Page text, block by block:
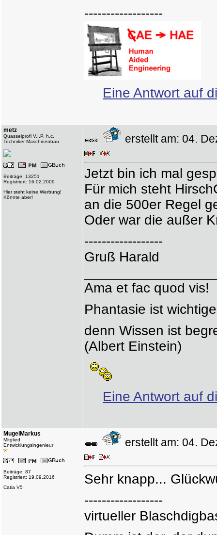
------------------
Eine Antwort auf
metz
Quasselprofi V.I.P. h.c.
Techniker Maschinenbau
Beiträge: 13251
Registriert: 16.02.2009
Hier steht keine Werbung!
Könnte aber!
erstellt am: 04.
Jetzt bin ich mal
Für mich steht
an die 500er Regel
Oder war die außer
------------------
Gruß Harald
Ama et fac quod vis!
Phantasie ist
denn Wissen ist
(Albert Einstein)
Eine Antwort auf
MugelMarkus
Mitglied
Entwicklungsingenieur
Beiträge: 87
Registriert: 19.09.2016
Catia V5
erstellt am: 04.
Sehr knapp...
------------------
virtueller